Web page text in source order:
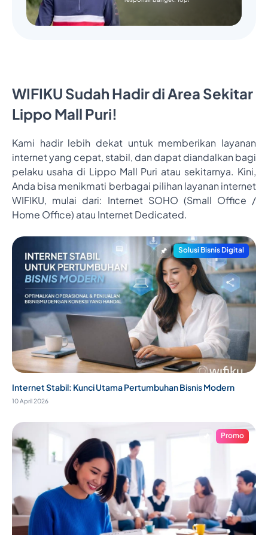
WIFIKU Sudah Hadir di Area Sekitar
Lippo Mall Puri!
Kami hadir lebih dekat untuk memberikan layanan
internet yang cepat, stabil, dan dapat diandalkan bagi
pelaku usaha di Lippo Mall Puri atau sekitarnya. Kini,
Anda bisa menikmati berbagai pilihan layanan internet
WIFIKU, mulai dari: Internet SOHO (Small Office /
Home Office) atau Internet Dedicated.
Solusi Bisnis Digital
Internet Stabil: Kunci Utama Pertumbuhan Bisnis Modern
10 April 2026
Promo